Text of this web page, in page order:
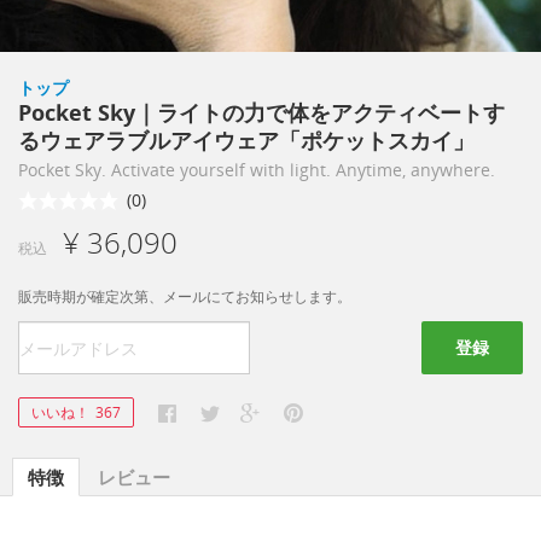
トップ
Pocket Sky｜ライトの力で体をアクティベートす
るウェアラブルアイウェア「ポケットスカイ」
Pocket Sky. Activate yourself with light. Anytime, anywhere.
(0)
税込 ¥ 36,090
販売時期が確定次第、メールにてお知らせします。
登録
いいね！ 367
特徴 レビュー